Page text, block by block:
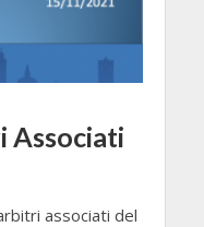
Associati
associati del